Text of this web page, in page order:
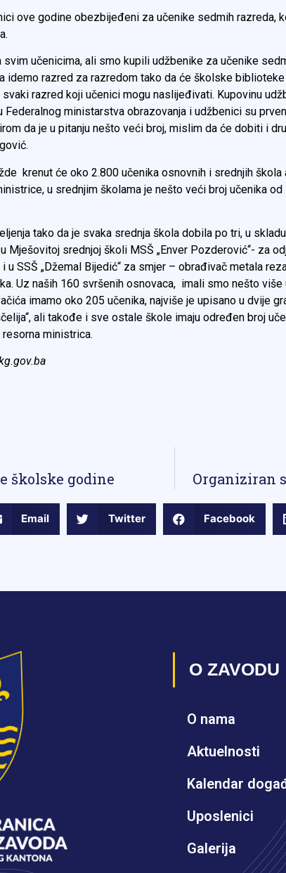
ove godine obezbijeđeni za učenike sedmih razreda,
učenicima, ali smo kupili udžbenike za učenike
idemo razred za razredom tako da će školske
razred koji učenici mogu naslijeđivati. Kupovinu
ministarstva obrazovanja i udžbenici su
da je u pitanju nešto veći broj, mislim da će dobiti i
krenut će oko 2.800 učenika osnovnih i srednjih škola
u srednjim školama je nešto veći broj učenika od
tako da je svaka srednja škola dobila po tri, u
Mješovitoj srednjoj školi MSŠ „Enver Pozderović“- za
SSŠ „Džemal Bijedić“ za smjer – obrađivač metala
Uz naših 160 svršenih osnovaca, imali smo nešto više
imamo oko 205 učenika, najviše je upisano u dvije
ali takođe i sve ostale škole imaju određen broj
resorna ministrica.
školske godine
Organiziran
Email Twitter Facebook
O ZAVODU
O nama
Aktuelnosti
Kalendar
Uposlenici
Galerija